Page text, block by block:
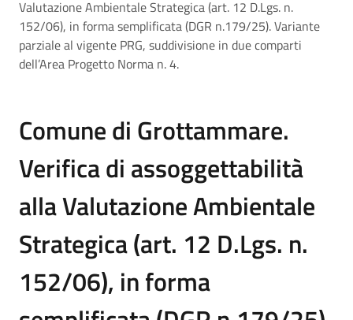
Valutazione Ambientale Strategica (art. 12 D.Lgs. n.
152/06), in forma semplificata (DGR n.179/25). Variante
parziale al vigente PRG, suddivisione in due comparti
dell’Area Progetto Norma n. 4.
Comune di Grottammare.
Verifica di assoggettabilità
alla Valutazione Ambientale
Strategica (art. 12 D.Lgs. n.
152/06), in forma